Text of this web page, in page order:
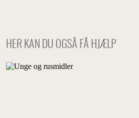
HER KAN DU OGSÅ FÅ HJÆLP